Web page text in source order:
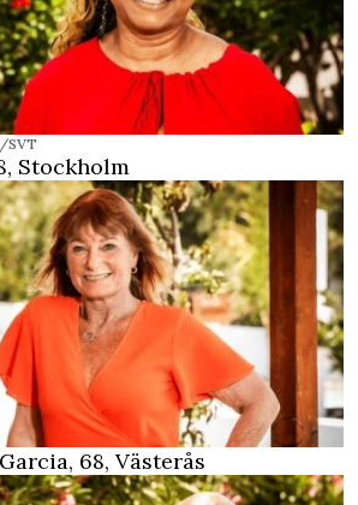
SVT
Stockholm
68, Västerås